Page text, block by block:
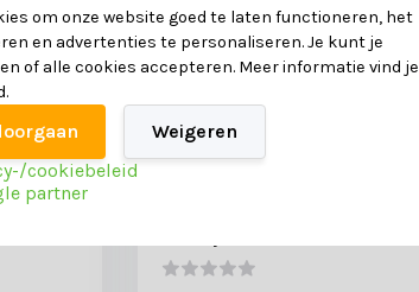
+
om onze website goed te laten functioneren, het
en advertenties te personaliseren. Je kunt je
of alle cookies accepteren. Meer informatie vind je
Weigeren
cookiebeleid
partner